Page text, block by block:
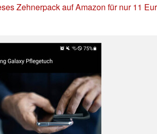
Zehnerpack auf Amazon für nur 11